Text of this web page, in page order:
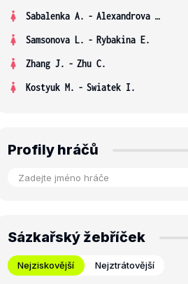
Sabalenka A. - Alexandrova E.
Samsonova L. - Rybakina E.
Zhang J. - Zhu C.
Kostyuk M. - Swiatek I.
Profily hráčů
Sázkařský žebříček
Nejziskovější Nejztrátovější